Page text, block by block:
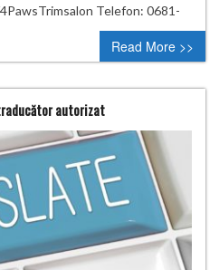
Telefon: 0681-
Read More >>
autorizat